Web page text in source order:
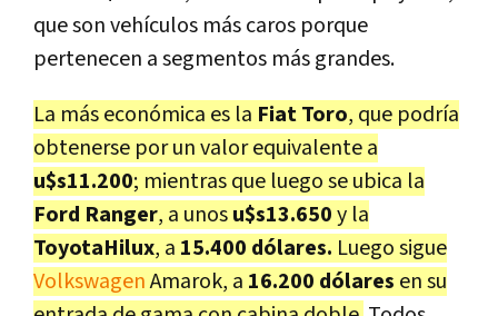
que son vehículos más caros porque
pertenecen a segmentos más grandes.
La más económica es la Fiat Toro, que podría
obtenerse por un valor equivalente a
u$s11.200; mientras que luego se ubica la
Ford Ranger, a unosu$s13.650y la
ToyotaHilux, a 15.400 dólares. Luego sigue
VolkswagenAmarok, a 16.200 dólares en su